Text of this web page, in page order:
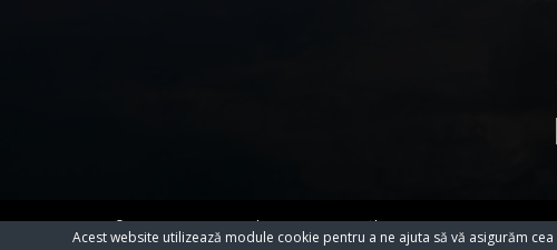
© 2023 Toate Drepturile Rezervate Cartifilmepasiuni.ro
Acest website utilizează module cookie pentru a ne ajuta să vă asigurăm